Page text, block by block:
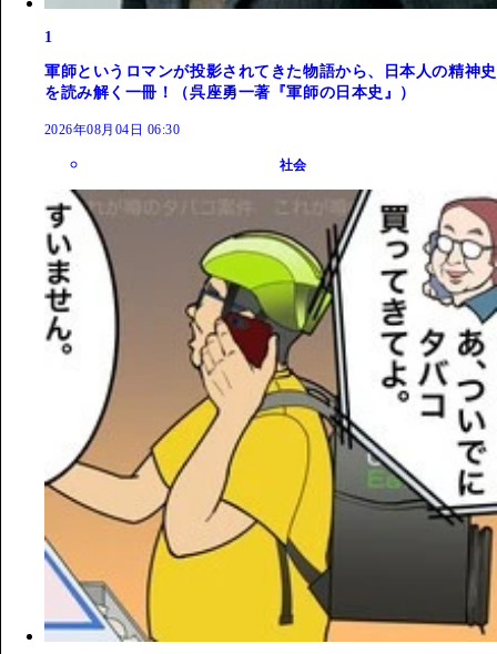
1
軍師というロマンが投影されてきた物語から、日本人の精神史
を読み解く一冊！（呉座勇一著『軍師の日本史』）
2026年08月04日 06:30
社会